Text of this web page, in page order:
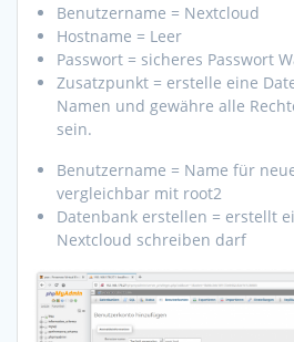
Benutzername = Nextcloud
Hostname = Leer
Passwort = sicheres Passwort
Zusatzpunkt = erstelle eine
Namen und gewähre alle
sein.
Benutzername = Name für
vergleichbar mit root2
Datenbank erstellen = erstellt
Nextcloud schreiben darf